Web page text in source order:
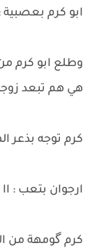
ابو كرم
وطلع ابو كرم
هي هم تبعد
كرم توجه بذعر
ارجوان بتعب : اا
كرم گومهة من